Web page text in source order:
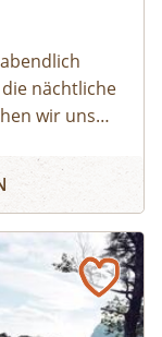
nächtliche
wir uns
Tiere
Wir